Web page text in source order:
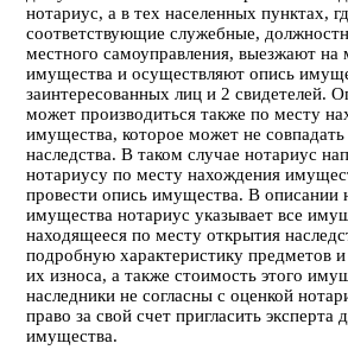
нотариус, а в тех населенных пунктах,
соответствующие служебные,
местного самоуправления, выезжают на
имущества и осуществляют опись
заинтересованных лиц и 2 свидетелей.
может производиться также по месту
имущества, которое может не
наследства. В таком случае нотариус
нотариусу по месту нахождения
провести опись имущества. В описании
имущества нотариус указывает все
находящееся по месту открытия
подробную характеристику предметов и
их износа, а также стоимость этого
наследники не согласны с оценкой
право за свой счет пригласить эксперта
имущества.